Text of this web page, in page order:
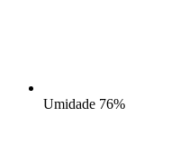
Umidade 76%